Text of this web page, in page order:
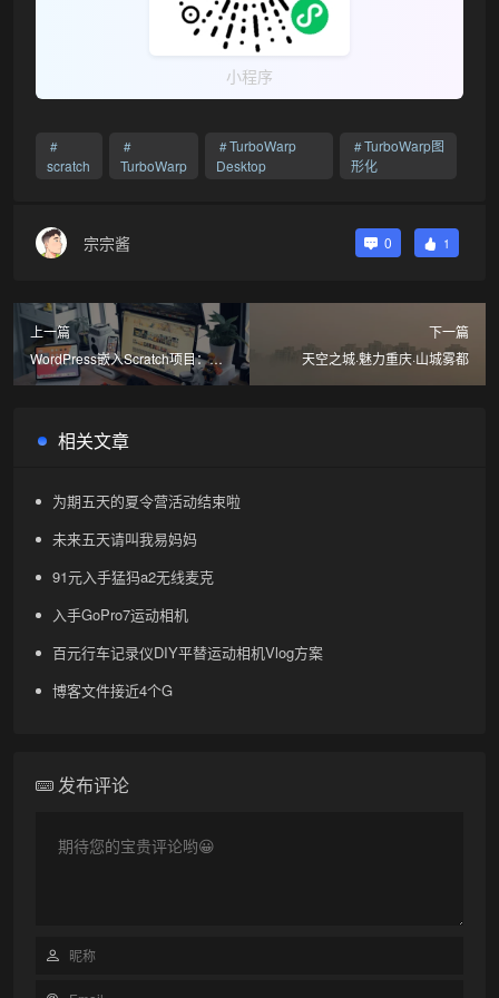
小程序
scratch TurboWarp
TurboWarp
Desktop
TurboWarp图
形化
宗宗酱 0 1
上一篇
WordPress嵌入Scratch项目：基
于Turbowarp的最佳实践
下一篇
天空之城·魅力重庆·山城雾都
相关文章
为期五天的夏令营活动结束啦
未来五天请叫我易妈妈
91元入手猛犸a2无线麦克
入手GoPro7运动相机
百元行车记录仪DIY平替运动相机Vlog方案
博客文件接近4个G
发布评论